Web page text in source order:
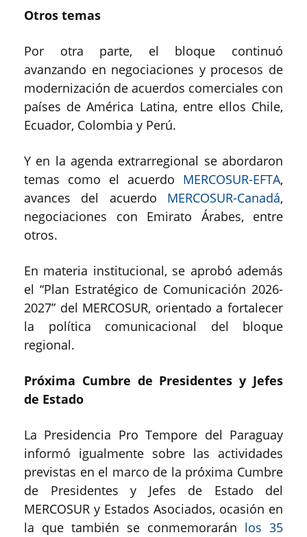
Otros temas
Por otra parte, el bloque continuó
avanzando en negociaciones y procesos de
modernización de acuerdos comerciales con
países de América Latina, entre ellos Chile,
Ecuador, Colombia y Perú.
Y en la agenda extrarregional se abordaron
temas como el acuerdo MERCOSUR-EFTA,
avances del acuerdo MERCOSUR-Canadá,
negociaciones con Emirato Árabes, entre
otros.
En materia institucional, se aprobó además
el “Plan Estratégico de Comunicación 2026-
2027” del MERCOSUR, orientado a fortalecer
la política comunicacional del bloque
regional.
Próxima Cumbre de Presidentes y Jefes
de Estado
La Presidencia Pro Tempore del Paraguay
informó igualmente sobre las actividades
previstas en el marco de la próxima Cumbre
de Presidentes y Jefes de Estado del
MERCOSUR y Estados Asociados, ocasión en
la que también se conmemorarán los 35